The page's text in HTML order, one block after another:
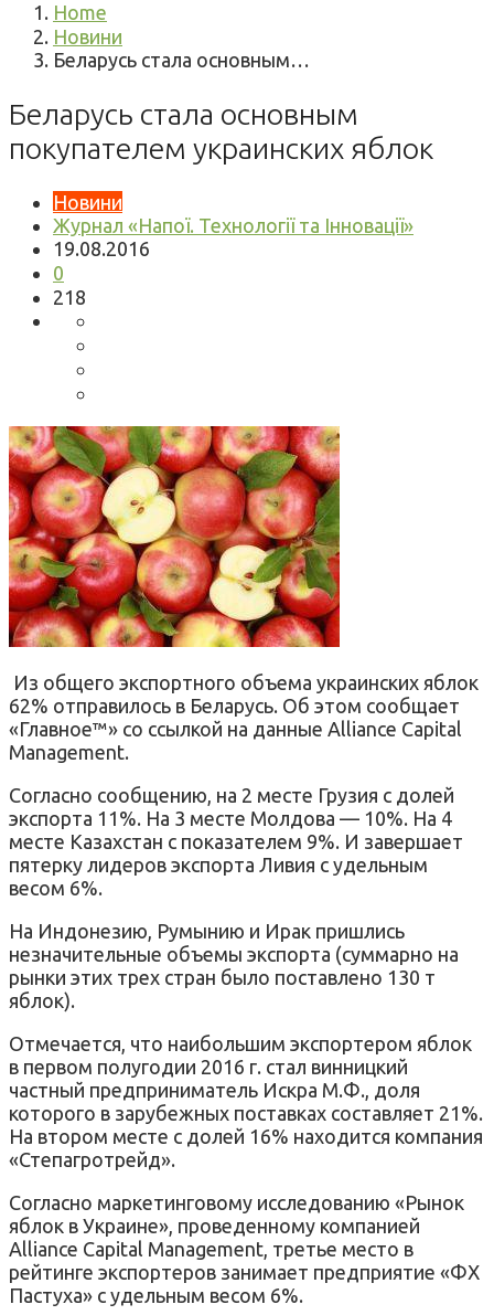
Home
Новини
Беларусь стала основным…
Беларусь стала основным
покупателем украинских яблок
Новини
Журнал «Напої. Технології та Інновації»
19.08.2016
0
218
Из общего экспортного объема украинских яблок
62% отправилось в Беларусь. Об этом сообщает
«Главное™» со ссылкой на данные Alliance Capital
Management.
Согласно сообщению, на 2 месте Грузия с долей
экспорта 11%. На 3 месте Молдова — 10%. На 4
месте Казахстан с показателем 9%. И завершает
пятерку лидеров экспорта Ливия с удельным
весом 6%.
На Индонезию, Румынию и Ирак пришлись
незначительные объемы экспорта (суммарно на
рынки этих трех стран было поставлено 130 т
яблок).
Отмечается, что наибольшим экспортером яблок
в первом полугодии 2016 г. стал винницкий
частный предприниматель Искра М.Ф., доля
которого в зарубежных поставках составляет 21%.
На втором месте с долей 16% находится компания
«Степагротрейд».
Согласно маркетинговому исследованию «Рынок
яблок в Украине», проведенному компанией
Alliance Capital Management, третье место в
рейтинге экспортеров занимает предприятие «ФХ
Пастуха» с удельным весом 6%.